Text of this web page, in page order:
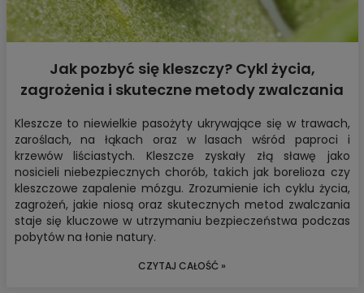
Jak pozbyć się kleszczy? Cykl życia,
zagrożenia i skuteczne metody zwalczania
Kleszcze to niewielkie pasożyty ukrywające się w trawach,
zaroślach, na łąkach oraz w lasach wśród paproci i
krzewów liściastych. Kleszcze zyskały złą sławę jako
nosicieli niebezpiecznych chorób, takich jak borelioza czy
kleszczowe zapalenie mózgu. Zrozumienie ich cyklu życia,
zagrożeń, jakie niosą oraz skutecznych metod zwalczania
staje się kluczowe w utrzymaniu bezpieczeństwa podczas
pobytów na łonie natury.
CZYTAJ CAŁOŚĆ »